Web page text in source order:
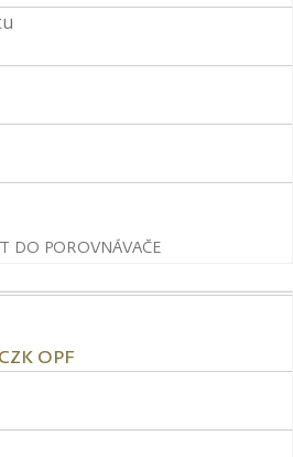
DO POROVNÁVAČE
OPF